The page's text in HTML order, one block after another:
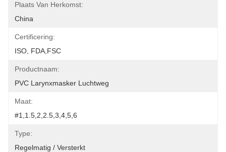
Plaats Van Herkomst:
China
Certificering:
ISO, FDA,FSC
Productnaam:
PVC Larynxmasker Luchtweg
Maat:
#1,1.5,2,2.5,3,4,5,6
Type:
Regelmatig / Versterkt